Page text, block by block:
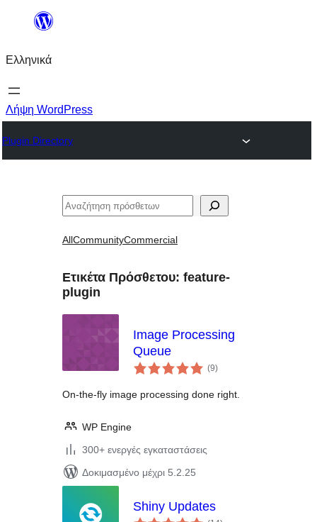
Μετάβαση
περιεχόμενο
Ελληνικά
Λήψη WordPress
Plugin Directory
Αναζήτηση
AllCommunityCommercial
Ετικέτα Πρόσθετου: feature-
plugin
Image Processing
Queue
(9αξιολογήσεις
σύνολο
)
On-the-fly image processing done right.
WP Engine
300+ ενεργές εγκαταστάσεις
Δοκιμασμένο μέχρι 5.2.25
Shiny Updates
αξιολογήσεις